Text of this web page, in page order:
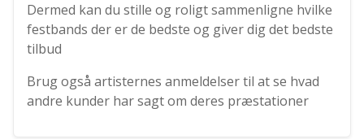
Dermed kan du stille og roligt sammenligne hvilke
festbands der er de bedste og giver dig det bedste
tilbud
Brug også artisternes anmeldelser til at se hvad
andre kunder har sagt om deres præstationer